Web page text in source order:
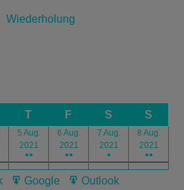
Wiederholung
T F S S
5 Aug.
2021
●●
6 Aug.
2021
●●
7 Aug.
2021
●
8 Aug.
2021
●●
Export
Google
Export
Outlook